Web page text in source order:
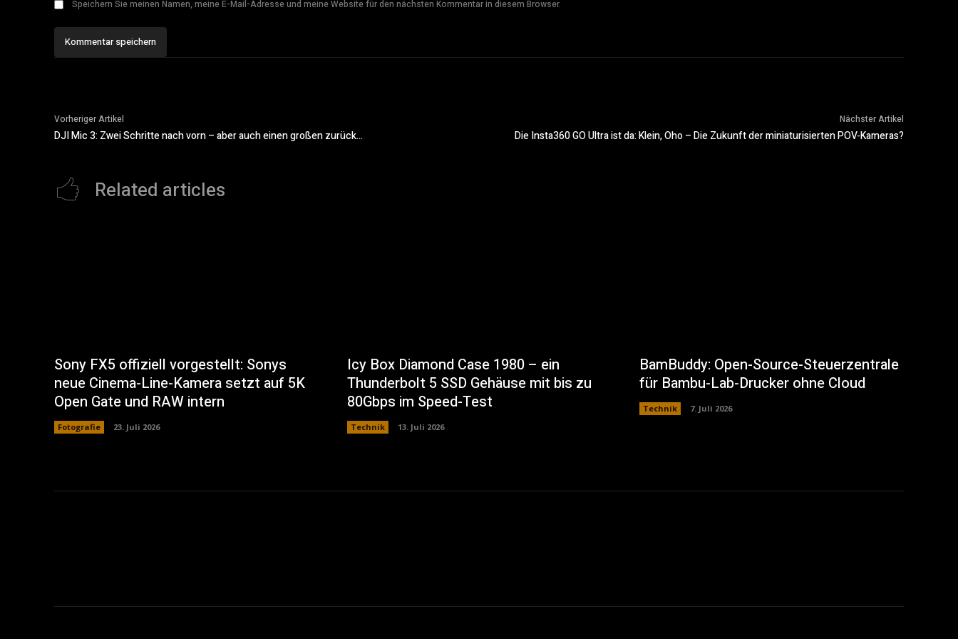
Speichern Sie meinen Namen, meine E-Mail-Adresse und meine Website für den nächsten Kommentar in diesem Browser.
Vorheriger Artikel
DJI Mic 3: Zwei Schritte nach vorn – aber auch einen großen zurück…
Nächster Artikel
Die Insta360 GO Ultra ist da: Klein, Oho – Die Zukunft der miniaturisierten POV-Kameras?
Related articles
Sony FX5 offiziell vorgestellt: Sonys
neue Cinema-Line-Kamera setzt auf 5K
Open Gate und RAW intern
Fotografie 23. Juli 2026
Icy Box Diamond Case 1980 – ein
Thunderbolt 5 SSD Gehäuse mit bis zu
80Gbps im Speed-Test
Technik 13. Juli 2026
BamBuddy: Open-Source-Steuerzentrale
für Bambu-Lab-Drucker ohne Cloud
Technik 7. Juli 2026